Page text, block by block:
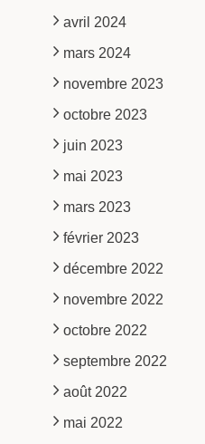
avril 2024
mars 2024
novembre 2023
octobre 2023
juin 2023
mai 2023
mars 2023
février 2023
décembre 2022
novembre 2022
octobre 2022
septembre 2022
août 2022
mai 2022